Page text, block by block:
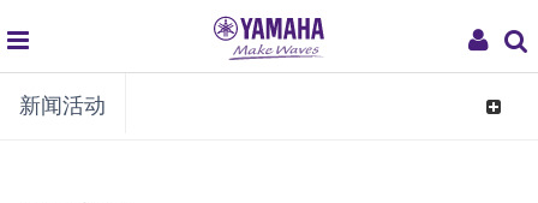
My
global
navigation
新闻活动
Toggle